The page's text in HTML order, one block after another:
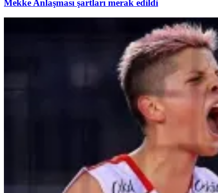
Mekke Anlaşması şartları merak edildi